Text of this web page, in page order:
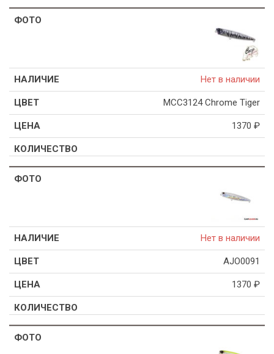
Нет в наличии
MCC3124 Chrome Tiger
1370 ₽
Нет в наличии
AJO0091
1370 ₽